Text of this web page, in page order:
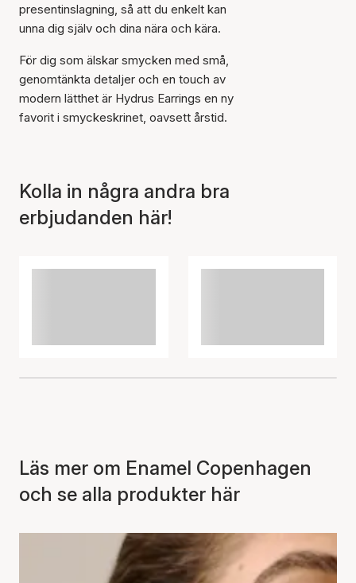
presentinslagning, så att du enkelt kan
unna dig själv och dina nära och kära.
För dig som älskar smycken med små,
genomtänkta detaljer och en touch av
modern lätthet är Hydrus Earrings en ny
favorit i smyckeskrinet, oavsett årstid.
Kolla in några andra bra
erbjudanden här!
Läs mer om Enamel Copenhagen
och se alla produkter här